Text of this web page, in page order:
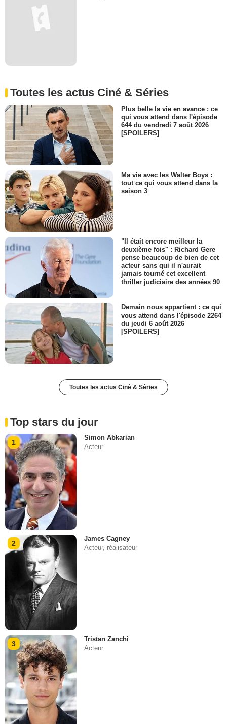
Toutes les actus Ciné & Séries
Plus belle la vie en avance : ce
qui vous attend dans l'épisode
644 du vendredi 7 août 2026
[SPOILERS]
Ma vie avec les Walter Boys :
tout ce qui vous attend dans la
saison 3
"Il était encore meilleur la
deuxième fois" : Richard Gere
pense beaucoup de bien de cet
acteur sans qui il n'aurait
jamais tourné cet excellent
thriller judiciaire des années 90
Demain nous appartient : ce qui
vous attend dans l'épisode 2264
du jeudi 6 août 2026
[SPOILERS]
Toutes les actus Ciné & Séries
Top stars du jour
1
Simon Abkarian
Acteur
2
James Cagney
Acteur, réalisateur
3
Tristan Zanchi
Acteur